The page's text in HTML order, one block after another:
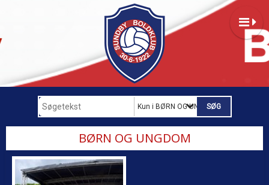
Kun i BØRN OG UNGDOM
BØRN OG UNGDOM